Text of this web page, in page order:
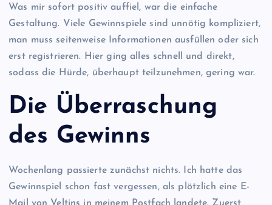
Was mir sofort positiv auffiel, war die einfache
Gestaltung. Viele Gewinnspiele sind unnötig kompliziert,
man muss seitenweise Informationen ausfüllen oder sich
erst registrieren. Hier ging alles schnell und direkt,
sodass die Hürde, überhaupt teilzunehmen, gering war.
Die Überraschung
des Gewinns
Wochenlang passierte zunächst nichts. Ich hatte das
Gewinnspiel schon fast vergessen, als plötzlich eine E-
Mail von Veltins in meinem Postfach landete. Zuerst